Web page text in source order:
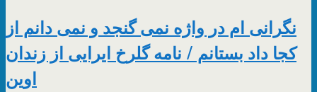
نگرانی ام در واژه نمی گنجد و نمی دانم از
کجا داد بستانم / نامه گلرخ ایرایی از زندان
اوین